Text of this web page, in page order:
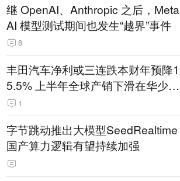
继 OpenAI、Anthropic 之后，Meta
AI 模型测试期间也发生“越界”事件
8
丰田汽车净利或三连跌本财年预降1
5.5% 上半年全球产销下滑在华少卖
14.3万辆
1
字节跳动推出大模型SeedRealtime
国产算力逻辑有望持续加强